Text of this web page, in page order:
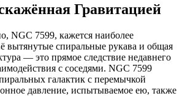
Гравитацией
NGC 7599, кажется наиболее
вытянутые спиральные рукава и общая
— это прямое следствие недавнего
с соседями. NGC 7599
галактик с перемычкой
давление, испытываемое ею, также